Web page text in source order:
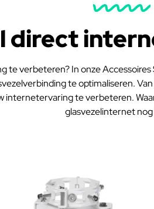
direct
te verbeteren? In onze
te optimaliseren.
internetervaring te verbeteren.
glasvezelinternet